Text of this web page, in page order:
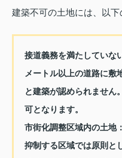
建築不可の土地には、以下
接道義務を満たしていな
メートル以上の道路に敷
と建築が認められません
可となります。
市街化調整区域内の土地
抑制する区域では原則と